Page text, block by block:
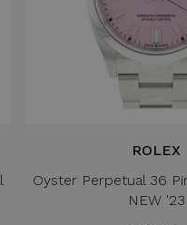
ROLEX
Oyster Perpetual 36
NEW '23